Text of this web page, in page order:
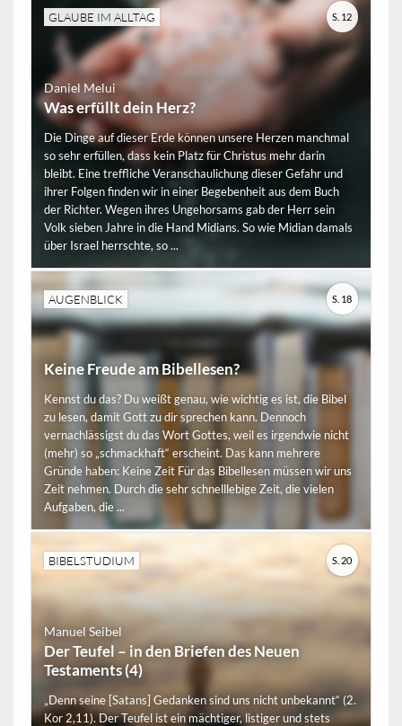
GLAUBE IM ALLTAG
Daniel Melui
Was erfüllt dein Herz?
Die Dinge auf dieser Erde können unsere Herzen manchmal
so sehr erfüllen, dass kein Platz für Christus mehr darin
bleibt. Eine treffliche Veranschaulichung dieser Gefahr und
ihrer Folgen finden wir in einer Begebenheit aus dem Buch
der Richter. Wegen ihres Ungehorsams gab der Herr sein
Volk sieben Jahre in die Hand Midians. So wie Midian damals
über Israel herrschte, so ...
S. 12
AUGENBLICK
Keine Freude am Bibellesen?
Kennst du das? Du weißt genau, wie wichtig es ist, die Bibel
zu lesen, damit Gott zu dir sprechen kann. Dennoch
vernachlässigst du das Wort Gottes, weil es irgendwie nicht
(mehr) so „schmackhaft“ erscheint. Das kann mehrere
Gründe haben: Keine Zeit Für das Bibellesen müssen wir uns
Zeit nehmen. Durch die sehr schnelllebige Zeit, die vielen
Aufgaben, die ...
S. 18
BIBELSTUDIUM
Manuel Seibel
Der Teufel – in den Briefen des Neuen
Testaments (4)
„Denn seine [Satans] Gedanken sind uns nicht unbekannt“ (2.
Kor 2,11). Der Teufel ist ein mächtiger, listiger und stets
S. 20